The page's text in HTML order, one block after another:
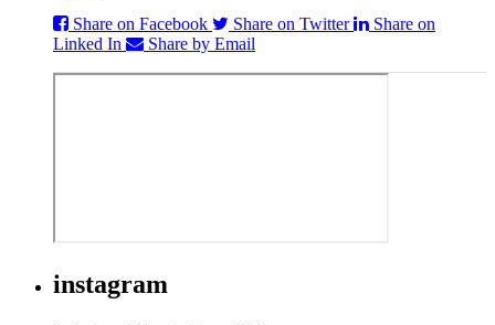
Share on Facebook
Share on Twitter
Share on
Linked In
Share by Email
instagram